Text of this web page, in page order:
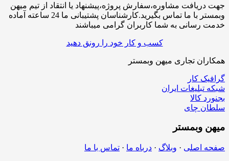
جهت دریافت مشاوره،سفارش پروژه،پیشنهاد یا انتقاد از تیم میهن
وبمستر با ما تماس بگیرید.کارشناسان پشتیبانی ما 24 ساعته آماده
خدمت رسانی به شما کاربران گرامی میباشند
کسب و کار خود را رونق دهید
همکاران تجاری میهن وبمستر
گرافیک کار
شبکه تبلیغات ایران
بجنورد کالا
سلطان چای
میهن وبمستر
صفحه اصلی · وبلاگ · درباه ما · تماس با ما